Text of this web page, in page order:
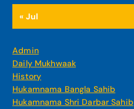
« Jul
Admin
Daily Mukhwaak
History
Hukamnama Bangla Sahib
Hukamnama Shri Darbar Sahib